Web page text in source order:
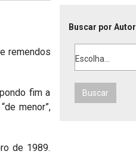
remendos
fim a
menor”,
de 1989.
Buscar por Autor
Escolha...
Buscar